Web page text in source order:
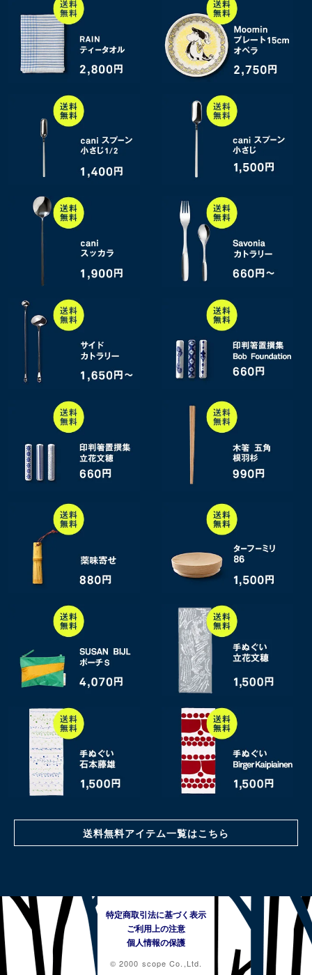
送料無料アイテム一覧はこちら
特定商取引法に基づく表示
ご利用上の注意
個人情報の保護
© 2000 scope Co.,Ltd.